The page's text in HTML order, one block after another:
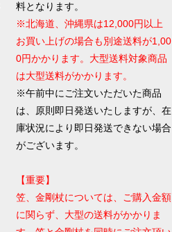
料となります。
※北海道、沖縄県は12,000円以上
お買い上げの場合も別途送料が1,00
0円かかります。大型送料対象商品
は大型送料がかかります。
※午前中にご注文いただいた商品
は、原則即日発送いたしますが、在
庫状況により即日発送できない場合
がございます。
【重要】
笠、金剛杖については、ご購入金額
に関らず、大型の送料がかかりま